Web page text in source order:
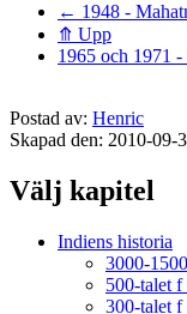
← 1948 -
⤊ Upp
1965 och 1971
Postad av: Henric
Skapad den: 2010-09-
Välj kapitel
Indiens historia
3000-
500-talet
300-talet